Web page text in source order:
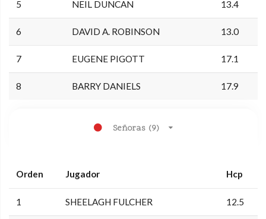
5 NEIL DUNCAN 13.4
6 DAVID A. ROBINSON 13.0
7 EUGENE PIGOTT 17.1
8 BARRY DANIELS 17.9
Señoras (9)
Orden Jugador Hcp
1 SHEELAGH FULCHER 12.5